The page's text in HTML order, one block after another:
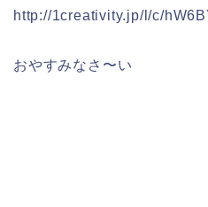
http://1creativity.jp/l/c/
おやすみなさ〜い